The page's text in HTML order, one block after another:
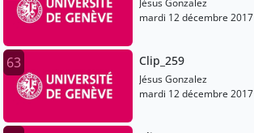
Jésus Gonzalez
mardi 12 décembre 2017
63 Clip_259
Jésus Gonzalez
mardi 12 décembre 2017